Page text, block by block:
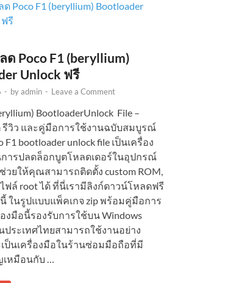
ด Poco F1 (beryllium)
Unlock ฟรี
- byadmin - Leave a Comment
BootloaderUnlock File –
รีวิว และคู่มือการใช้งานฉบับสมบูรณ์
F1 bootloader unlock file เป็นเครื่อง
ารปลดล็อกบูตโหลดเดอร์ในอุปกรณ์
ยให้คุณสามารถติดตั้ง custom ROM,
ไฟล์ root ได้ ที่นี่เรามีลิงก์ดาวน์โหลดฟรี
ในรูปแบบแพ็คเกจ zip พร้อมคู่มือการ
งมือนี้รองรับการใช้บน Windows
ประเทศไทยสามารถใช้งานอย่าง
ป็นเครื่องมือในร้านซ่อมมือถือที่มี
หมือนกับ …